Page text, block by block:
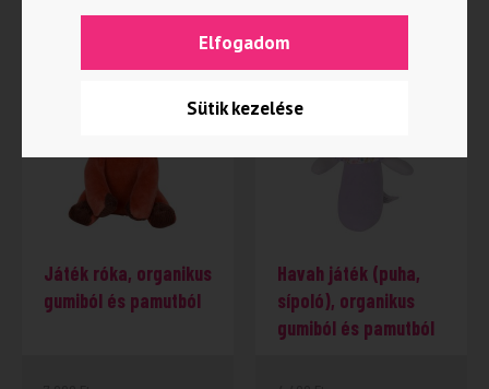
Kapcsolódó termékek
Játék róka, organikus
gumiból és pamutból
Havah játék (puha,
sípoló), organikus
gumiból és pamutból
Sütik kezelése
Elfogadom